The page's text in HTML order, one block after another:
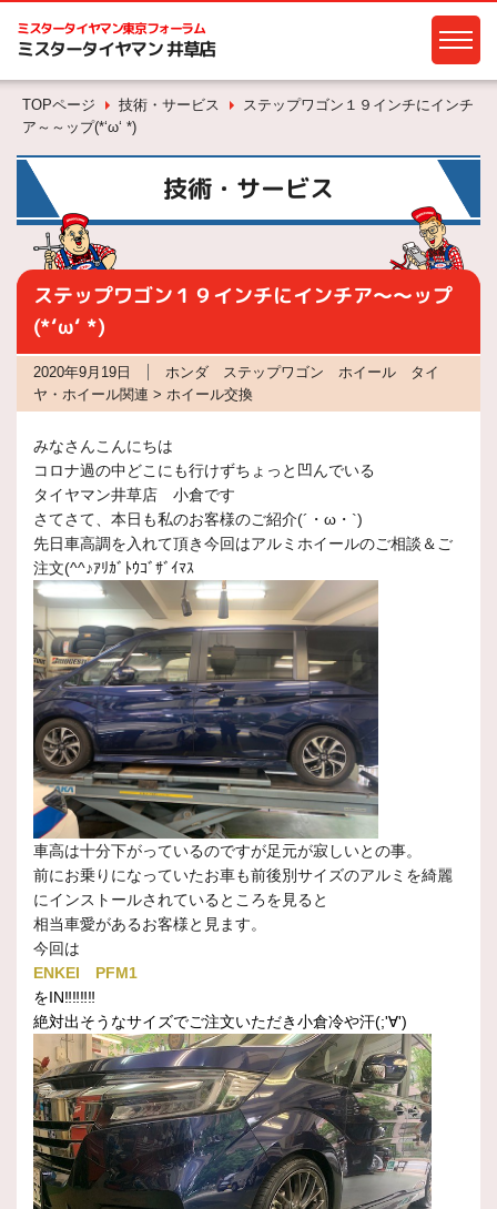
ミスタータイヤマン東京フォーラム
ミスタータイヤマン 井草店
TOPページ 技術・サービス
ステップワゴン１９インチにインチ
ア～～ップ(*‘ω‘ *)
技術・サービス
ステップワゴン１９インチにインチア～～ップ
(*‘ω‘ *)
2020年9月19日
ホンダ ステップワゴン ホイール タイ
ヤ・ホイール関連 > ホイール交換
みなさんこんにちは
コロナ過の中どこにも行けずちょっと凹んでいる
タイヤマン井草店 小倉です
さてさて、本日も私のお客様のご紹介(´・ω・`)
先日車高調を入れて頂き今回はアルミホイールのご相談＆ご
注文(^^♪ｱﾘｶﾞﾄｳｺﾞｻﾞｲﾏｽ
車高は十分下がっているのですが足元が寂しいとの事。
前にお乗りになっていたお車も前後別サイズのアルミを綺麗
にインストールされているところを見ると
相当車愛があるお客様と見ます。
今回は
ENKEI PFM1
をIN‼‼‼‼
絶対出そうなサイズでご注文いただき小倉冷や汗(;'∀')